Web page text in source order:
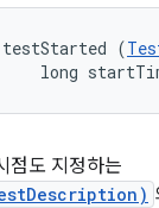
(
long
점도 지정하는